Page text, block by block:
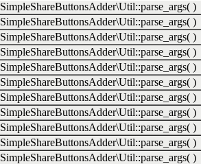
SimpleShareButtonsAdder\Util::parse_args( )
SimpleShareButtonsAdder\Util::parse_args( )
SimpleShareButtonsAdder\Util::parse_args( )
SimpleShareButtonsAdder\Util::parse_args( )
SimpleShareButtonsAdder\Util::parse_args( )
SimpleShareButtonsAdder\Util::parse_args( )
SimpleShareButtonsAdder\Util::parse_args( )
SimpleShareButtonsAdder\Util::parse_args( )
SimpleShareButtonsAdder\Util::parse_args( )
SimpleShareButtonsAdder\Util::parse_args( )
SimpleShareButtonsAdder\Util::parse_args( )